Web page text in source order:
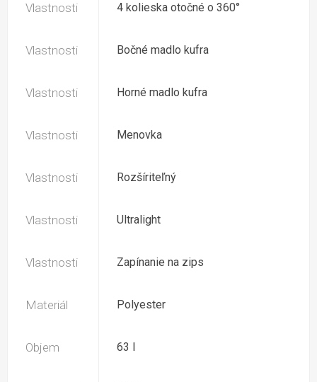
Vlastnosti 4 kolieska otočné o 360°
Vlastnosti Bočné madlo kufra
Vlastnosti Horné madlo kufra
Vlastnosti Menovka
Vlastnosti Rozšíriteľný
Vlastnosti Ultralight
Vlastnosti Zapínanie na zips
Materiál Polyester
Objem 63 l